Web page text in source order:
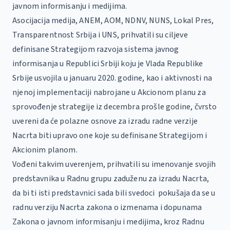
javnom informisanju i medijima.
Asocijacija medija, ANEM, AOM, NDNV, NUNS, Lokal Pres,
Transparentnost Srbija i UNS, prihvatili su ciljeve
definisane Strategijom razvoja sistema javnog
informisanja u Republici Srbiji koju je Vlada Republike
Srbije usvojila u januaru 2020. godine, kao i aktivnosti na
njenoj implementaciji nabrojane u Akcionom planu za
sprovođenje strategije iz decembra prošle godine, čvrsto
uvereni da će polazne osnove za izradu radne verzije
Nacrta biti upravo one koje su definisane Strategijom i
Akcionim planom.
Vođeni takvim uverenjem, prihvatili su imenovanje svojih
predstavnika u Radnu grupu zaduženu za izradu Nacrta,
da bi ti isti predstavnici sada bili svedoci pokušaja da se u
radnu verziju Nacrta zakona o izmenama i dopunama
Zakona o javnom informisanju i medijima, kroz Radnu